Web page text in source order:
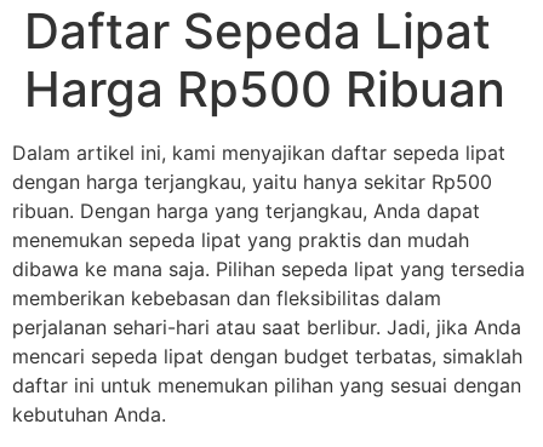
Daftar Sepeda Lipat
Harga Rp500 Ribuan
Dalam artikel ini, kami menyajikan daftar sepeda lipat
dengan harga terjangkau, yaitu hanya sekitar Rp500
ribuan. Dengan harga yang terjangkau, Anda dapat
menemukan sepeda lipat yang praktis dan mudah
dibawa ke mana saja. Pilihan sepeda lipat yang tersedia
memberikan kebebasan dan fleksibilitas dalam
perjalanan sehari-hari atau saat berlibur. Jadi, jika Anda
mencari sepeda lipat dengan budget terbatas, simaklah
daftar ini untuk menemukan pilihan yang sesuai dengan
kebutuhan Anda.